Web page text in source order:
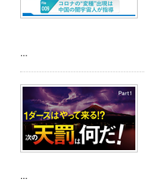
...
...